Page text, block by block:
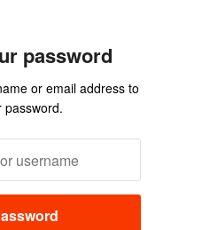
password
or email address to
password.